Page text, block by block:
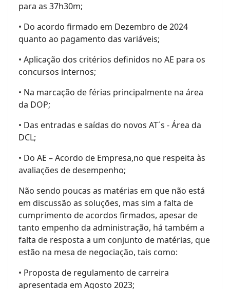
para as 37h30m;
• Do acordo firmado em Dezembro de 2024
quanto ao pagamento das variáveis;
• Aplicação dos critérios definidos no AE para os
concursos internos;
• Na marcação de férias principalmente na área
da DOP;
• Das entradas e saídas do novos AT´s - Área da
DCL;
• Do AE – Acordo de Empresa,no que respeita às
avaliações de desempenho;
Não sendo poucas as matérias em que não está
em discussão as soluções, mas sim a falta de
cumprimento de acordos firmados, apesar de
tanto empenho da administração, há também a
falta de resposta a um conjunto de matérias, que
estão na mesa de negociação, tais como:
• Proposta de regulamento de carreira
apresentada em Agosto 2023;